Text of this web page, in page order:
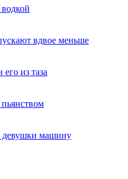
вдвое меньше
из таза
девушки машину